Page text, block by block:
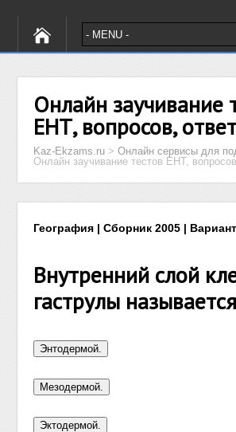
Онлайн заучивание
ЕНТ, вопросов,
Kaz-Ekzams.ru >Онлайн сервисы для
Онлайн заучивание тестов ЕНТ,
География | Сборник 2005 |
Внутренний слой
гаструлы